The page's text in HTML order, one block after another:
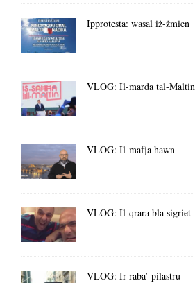
Ipprotesta: wasal iż-żmien
VLOG: Il-marda tal-Maltin
VLOG: Il-mafja hawn
VLOG: Il-qrara bla sigriet
VLOG: Ir-raba’ pilastru